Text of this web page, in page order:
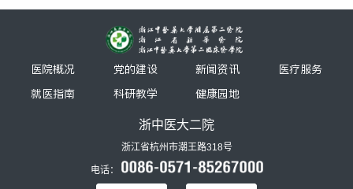
医院概况 党的建设 新闻资讯
医疗服务
就医指南
科研教学 健康园地
浙中医大二院
浙江省杭州市潮王路318号
电话：